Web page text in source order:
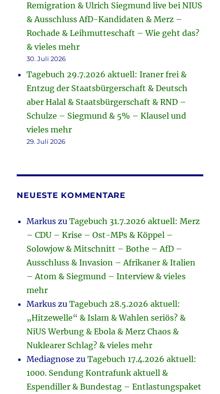
Remigration & Ulrich Siegmund live bei NIUS
& Ausschluss AfD-Kandidaten & Merz –
Rochade & Leihmutteschaft – Wie geht das?
& vieles mehr
30. Juli 2026
Tagebuch 29.7.2026 aktuell: Iraner frei &
Entzug der Staatsbürgerschaft & Deutsch
aber Halal & Staatsbürgerschaft & RND –
Schulze – Siegmund & 5% – Klausel und
vieles mehr
29. Juli 2026
NEUESTE KOMMENTARE
Markus zuTagebuch 31.7.2026 aktuell: Merz
– CDU – Krise – Ost-MPs & Köppel –
Solowjow & Mitschnitt – Bothe – AfD –
Ausschluss & Invasion – Afrikaner & Italien
– Atom & Siegmund – Interview & vieles
mehr
Markus zuTagebuch 28.5.2026 aktuell:
„Hitzewelle“ & Islam & Wahlen seriös? &
NiUS Werbung & Ebola & Merz Chaos &
Nuklearer Schlag? & vieles mehr
Mediagnose zuTagebuch 17.4.2026 aktuell:
1000. Sendung Kontrafunk aktuell &
Espendiller & Bundestag – Entlastungspaket